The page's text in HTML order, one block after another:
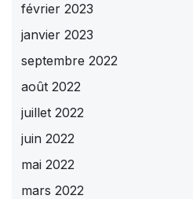
février 2023
janvier 2023
septembre 2022
août 2022
juillet 2022
juin 2022
mai 2022
mars 2022